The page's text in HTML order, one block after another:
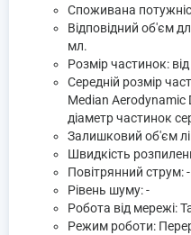
Споживана
Відповідний об'єм
мл.
Розмір частинок:
Середній розмір
Median Aerodynamic
діаметр частинок
Залишковий об'єм
Швидкість
Повітрянний струм: -
Рівень шуму: -
Робота від мережі:
Режим роботи: